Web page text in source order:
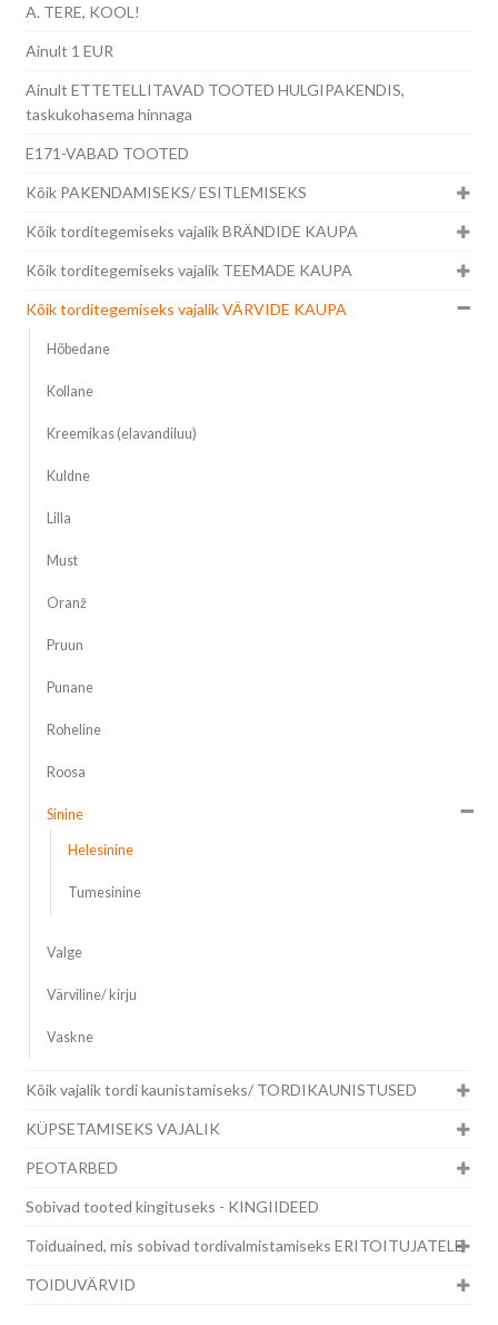
A. TERE, KOOL!
Ainult 1 EUR
Ainult ETTETELLITAVAD TOOTED HULGIPAKENDIS,
taskukohasema hinnaga
E171-VABAD TOOTED
Kõik PAKENDAMISEKS/ ESITLEMISEKS
Kõik torditegemiseks vajalik BRÄNDIDE KAUPA
Kõik torditegemiseks vajalik TEEMADE KAUPA
Kõik torditegemiseks vajalik VÄRVIDE KAUPA
Hõbedane
Kollane
Kreemikas (elavandiluu)
Kuldne
Lilla
Must
Oranž
Pruun
Punane
Roheline
Roosa
Sinine
Helesinine
Tumesinine
Valge
Värviline/ kirju
Vaskne
Kõik vajalik tordi kaunistamiseks/ TORDIKAUNISTUSED
KÜPSETAMISEKS VAJALIK
PEOTARBED
Sobivad tooted kingituseks - KINGIIDEED
Toiduained, mis sobivad tordivalmistamiseks ERITOITUJATELE
TOIDUVÄRVID